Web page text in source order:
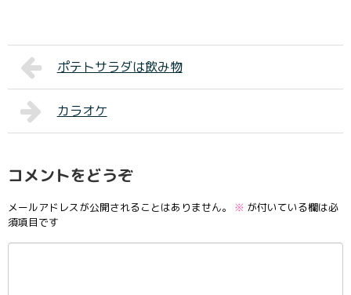
ポテトサラダは飲み物
カラオケ
コメントをどうぞ
メールアドレスが公開されることはありません。 ※ が付いている欄は必
須項目です